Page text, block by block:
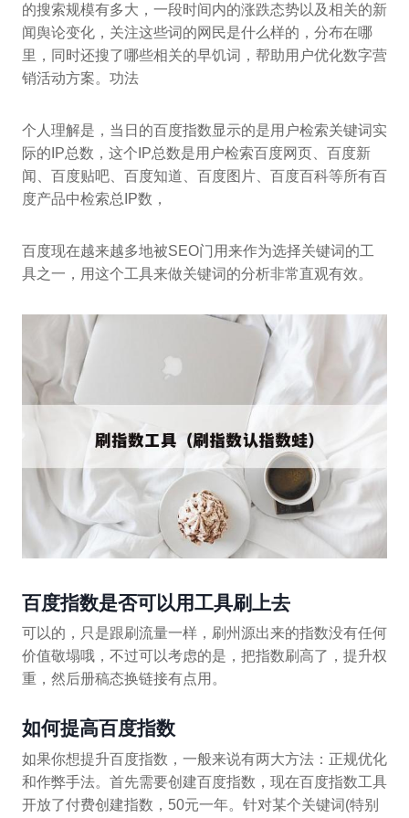
的搜索规模有多大，一段时间内的涨跌态势以及相关的新
闻舆论变化，关注这些词的网民是什么样的，分布在哪
里，同时还搜了哪些相关的早饥词，帮助用户优化数字营
销活动方案。功法
个人理解是，当日的百度指数显示的是用户检索关键词实
际的IP总数，这个IP总数是用户检索百度网页、百度新
闻、百度贴吧、百度知道、百度图片、百度百科等所有百
度产品中检索总IP数，
百度现在越来越多地被SEO门用来作为选择关键词的工
具之一，用这个工具来做关键词的分析非常直观有效。
百度指数是否可以用工具刷上去
可以的，只是跟刷流量一样，刷州源出来的指数没有任何
价值敬塌哦，不过可以考虑的是，把指数刷高了，提升权
重，然后册稿态换链接有点用。
如何提高百度指数
如果你想提升百度指数，一般来说有两大方法：正规优化
和作弊手法。首先需要创建百度指数，现在百度指数工具
开放了付费创建指数，50元一年。针对某个关键词(特别